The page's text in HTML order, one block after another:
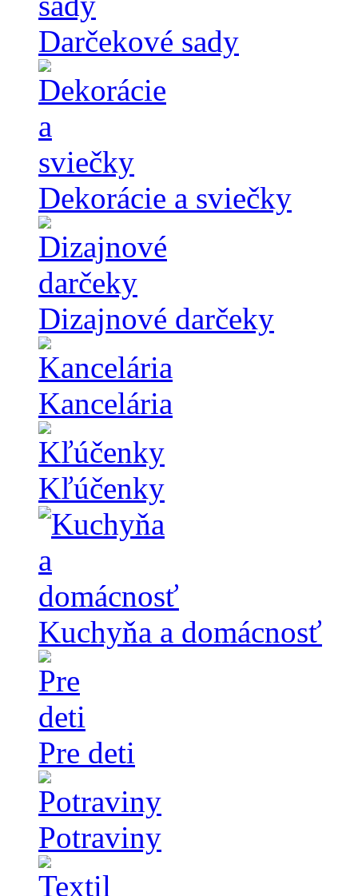
Darčekové sady
Dekorácie a sviečky
Dizajnové darčeky
Kancelária
Kľúčenky
Kuchyňa a domácnosť
Pre deti
Potraviny